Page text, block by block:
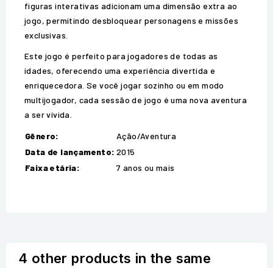
figuras interativas adicionam uma dimensão extra ao
jogo, permitindo desbloquear personagens e missões
exclusivas.
Este jogo é perfeito para jogadores de todas as
idades, oferecendo uma experiência divertida e
enriquecedora. Se você jogar sozinho ou em modo
multijogador, cada sessão de jogo é uma nova aventura
a ser vivida.
Gênero:
Ação/Aventura
Data de lançamento: 2015
Faixa etária:
7 anos ou mais
4 other products in the same